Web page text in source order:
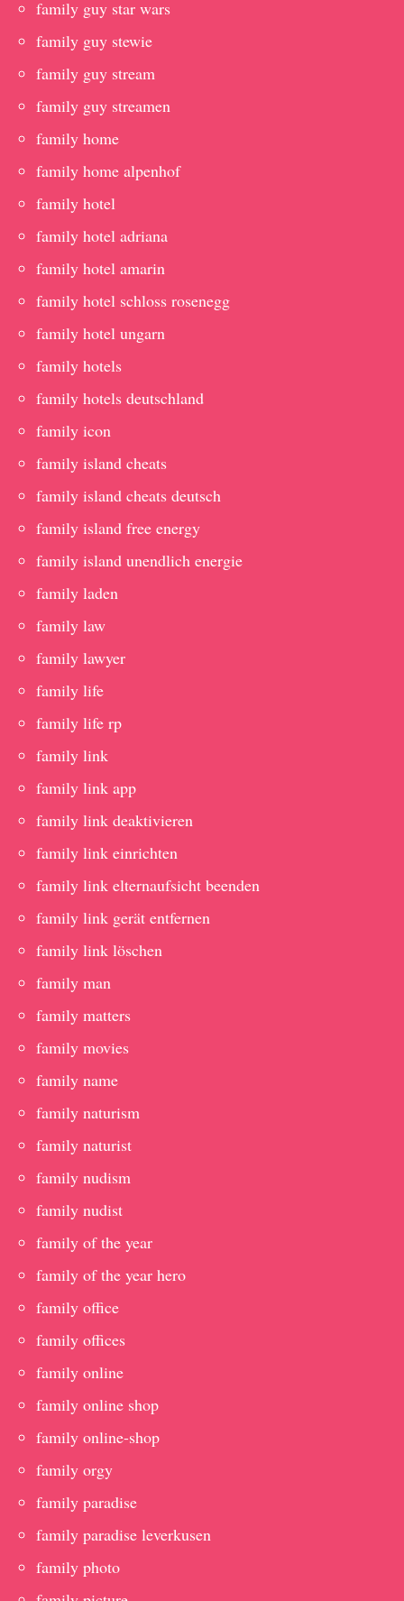
family guy star wars
family guy stewie
family guy stream
family guy streamen
family home
family home alpenhof
family hotel
family hotel adriana
family hotel amarin
family hotel schloss rosenegg
family hotel ungarn
family hotels
family hotels deutschland
family icon
family island cheats
family island cheats deutsch
family island free energy
family island unendlich energie
family laden
family law
family lawyer
family life
family life rp
family link
family link app
family link deaktivieren
family link einrichten
family link elternaufsicht beenden
family link gerät entfernen
family link löschen
family man
family matters
family movies
family name
family naturism
family naturist
family nudism
family nudist
family of the year
family of the year hero
family office
family offices
family online
family online shop
family online-shop
family orgy
family paradise
family paradise leverkusen
family photo